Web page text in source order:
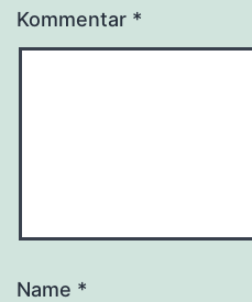
Kommentar *
Name *